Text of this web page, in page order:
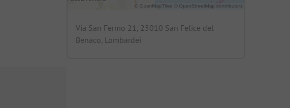
Via San Fermo 21, 25010 San Felice del
Benaco, Lombardei